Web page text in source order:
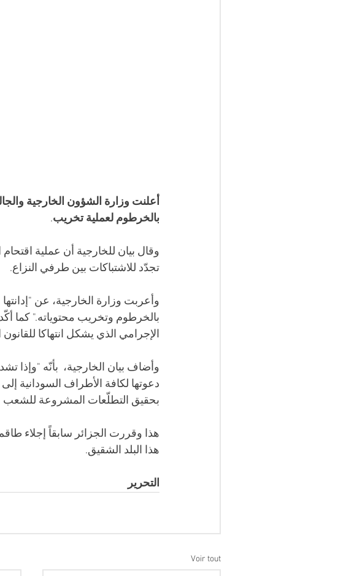
أعلنت وزارة الشؤون الخارجية
بالخرطوم لعملية تخريب.
وقال بيان للخارجية أن عملية
تجدّد للاشتباكات بين طرفي النزاع.
وأعربت وزارة الخارجية، عن
بالخرطوم وتخريب محتوياته." كما
الإجرامي الذي يشكل انتهاكا
وأضاف بيان الخارجية،  بأنّه "وإذا
دعوتها لكافة الأطراف السودانية إلى
بحقيق التطلّعات المشروعة للشعب
هذا وقررت الجزائر سابقاً إجلاء
هذا البلد الشقيق.
التحرير
Voir tout